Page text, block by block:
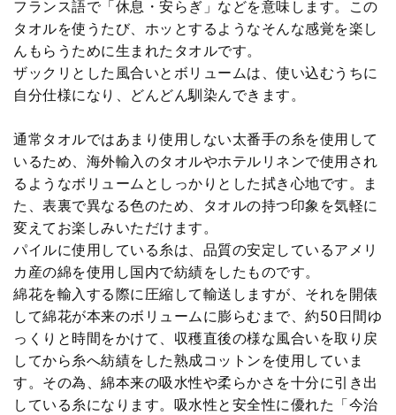
フランス語で「休息・安らぎ」などを意味します。この
タオルを使うたび、ホッとするようなそんな感覚を楽し
んもらうために生まれたタオルです。
ザックリとした風合いとボリュームは、使い込むうちに
自分仕様になり、どんどん馴染んできます。
通常タオルではあまり使用しない太番手の糸を使用して
いるため、海外輸入のタオルやホテルリネンで使用され
るようなボリュームとしっかりとした拭き心地です。ま
た、表裏で異なる色のため、タオルの持つ印象を気軽に
変えてお楽しみいただけます。
パイルに使用している糸は、品質の安定しているアメリ
カ産の綿を使用し国内で紡績をしたものです。
綿花を輸入する際に圧縮して輸送しますが、それを開俵
して綿花が本来のボリュームに膨らむまで、約50日間ゆ
っくりと時間をかけて、収穫直後の様な風合いを取り戻
してから糸へ紡績をした熟成コットンを使用していま
す。その為、綿本来の吸水性や柔らかさを十分に引き出
している糸になります。吸水性と安全性に優れた「今治